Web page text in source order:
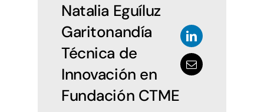
Natalia Eguíluz
Garitonandía
Técnica de
Innovación en
Fundación CTME